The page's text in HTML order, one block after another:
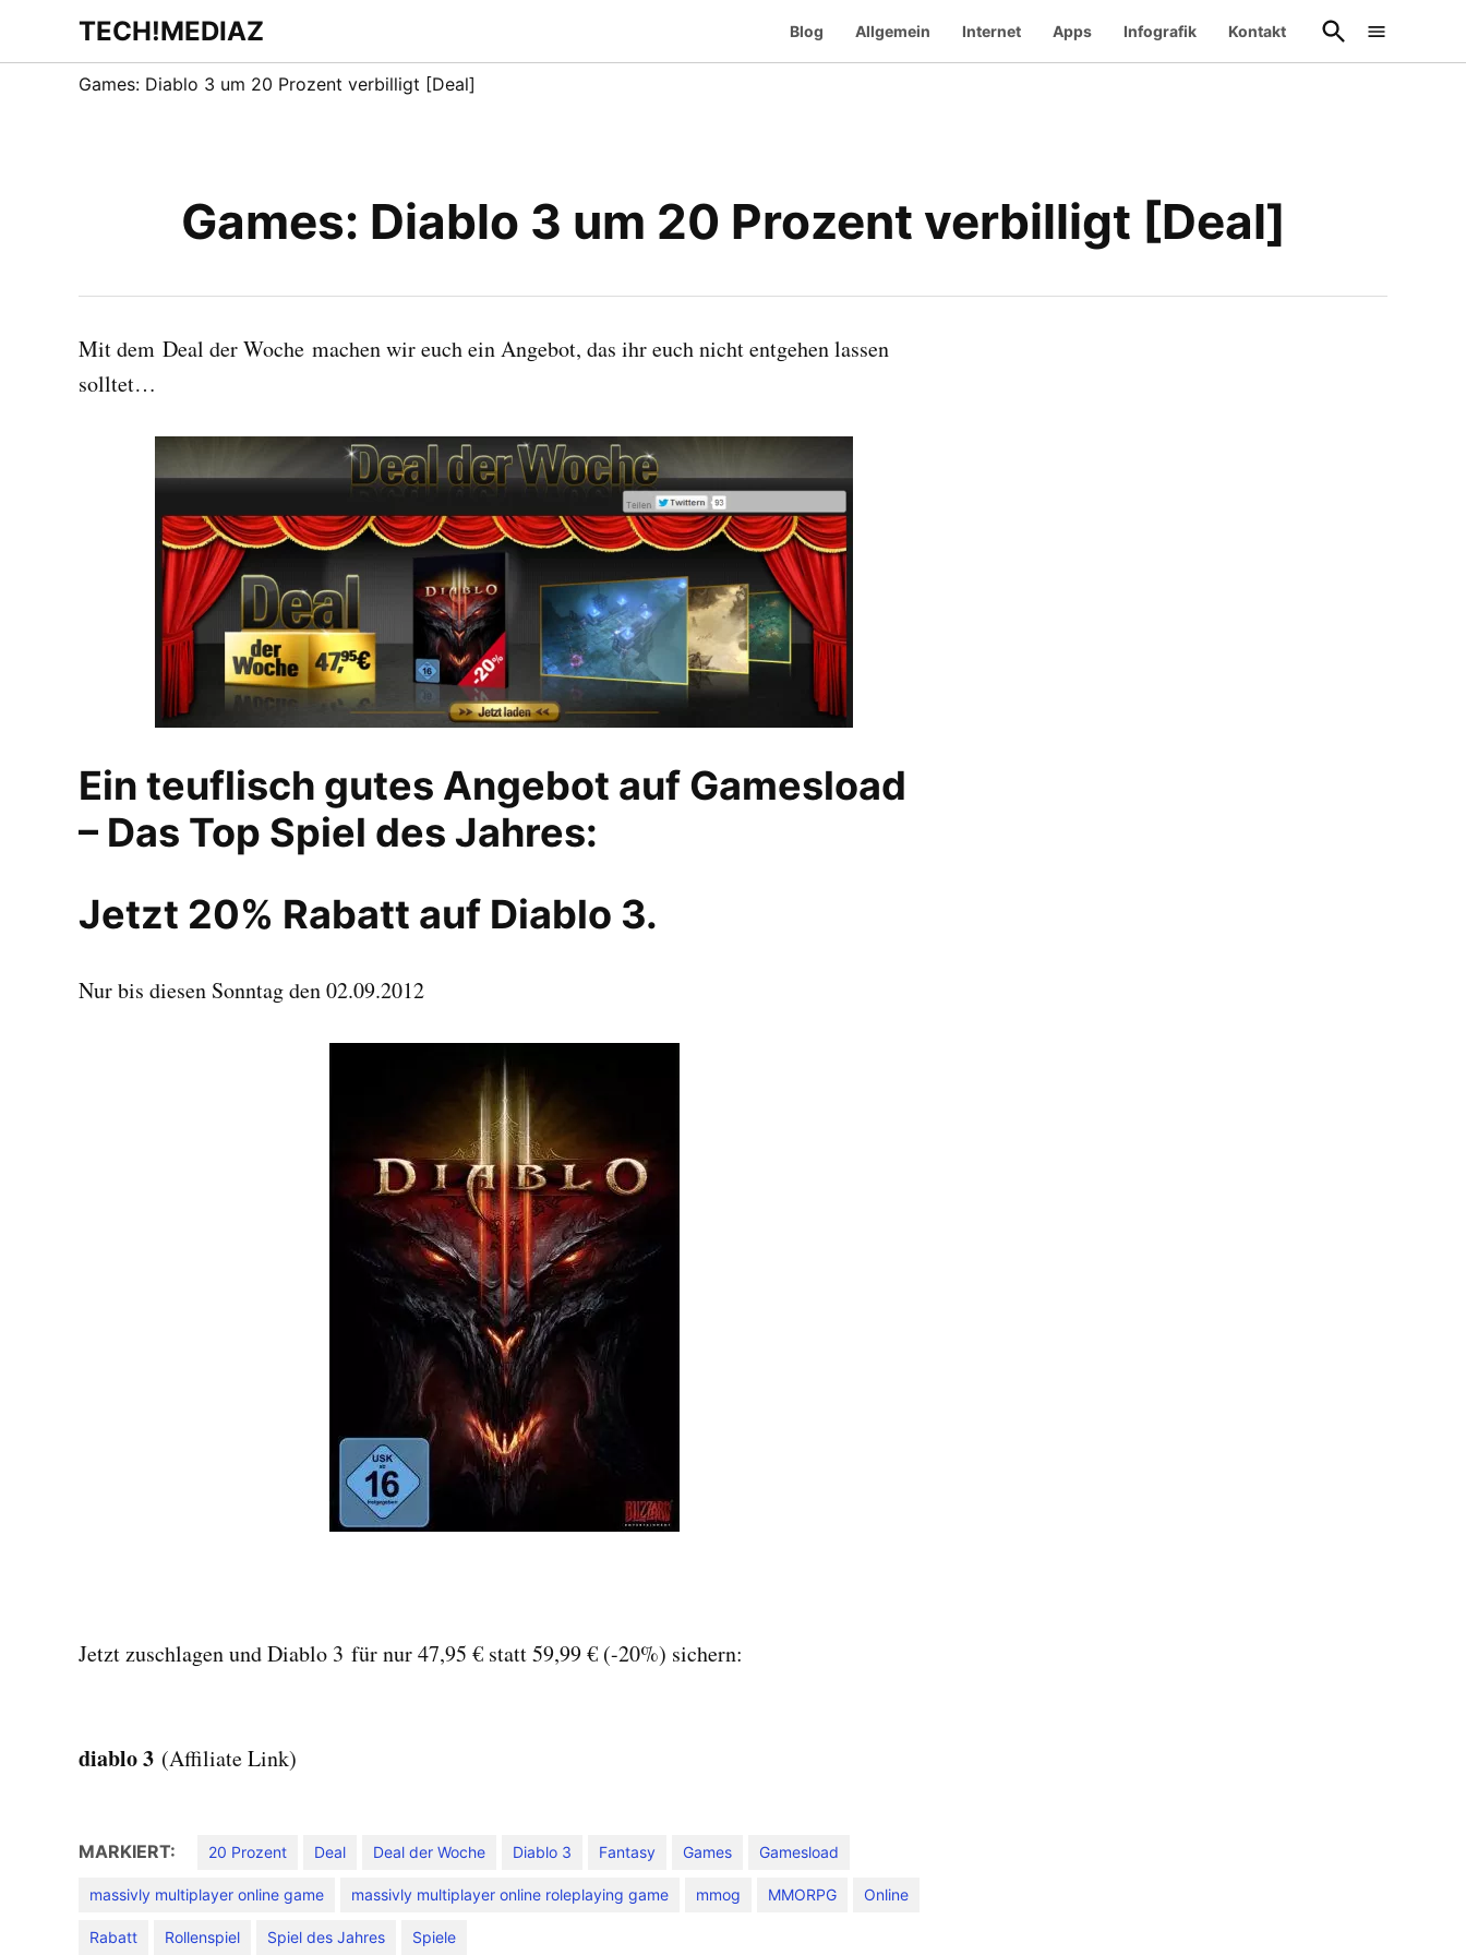
TECH!MEDIAZ
Dein Internet &
Technologie
Blog
Blog Allgemein Internet Apps Infografik Kontakt
Suche
öffnen
Games: Diablo 3 um 20 Prozent verbilligt [Deal]
Games: Diablo 3 um 20 Prozent verbilligt [Deal]
Mit dem Deal der Woche machen wir euch ein Angebot, das ihr euch nicht entgehen lassen
solltet…
Ein teuflisch gutes Angebot auf Gamesload
– Das Top Spiel des Jahres:
Jetzt 20% Rabatt auf Diablo 3.
Nur bis diesen Sonntag den 02.09.2012
Jetzt zuschlagen und Diablo 3 für nur 47,95 € statt 59,99 € (-20%) sichern:
diablo 3 (Affiliate Link)
MARKIERT: 20 Prozent Deal Deal der Woche Diablo 3 Fantasy Games Gamesload
massivly multiplayer online game massivly multiplayer online roleplaying game mmog MMORPG Online
Rabatt Rollenspiel Spiel des Jahres Spiele